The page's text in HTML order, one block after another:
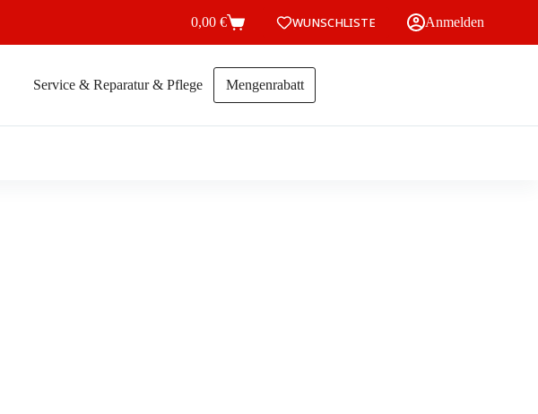
Warenkorb
0,00 € WUNSCHLISTE Anmelden
Service & Reparatur & Pflege Mengenrabatt